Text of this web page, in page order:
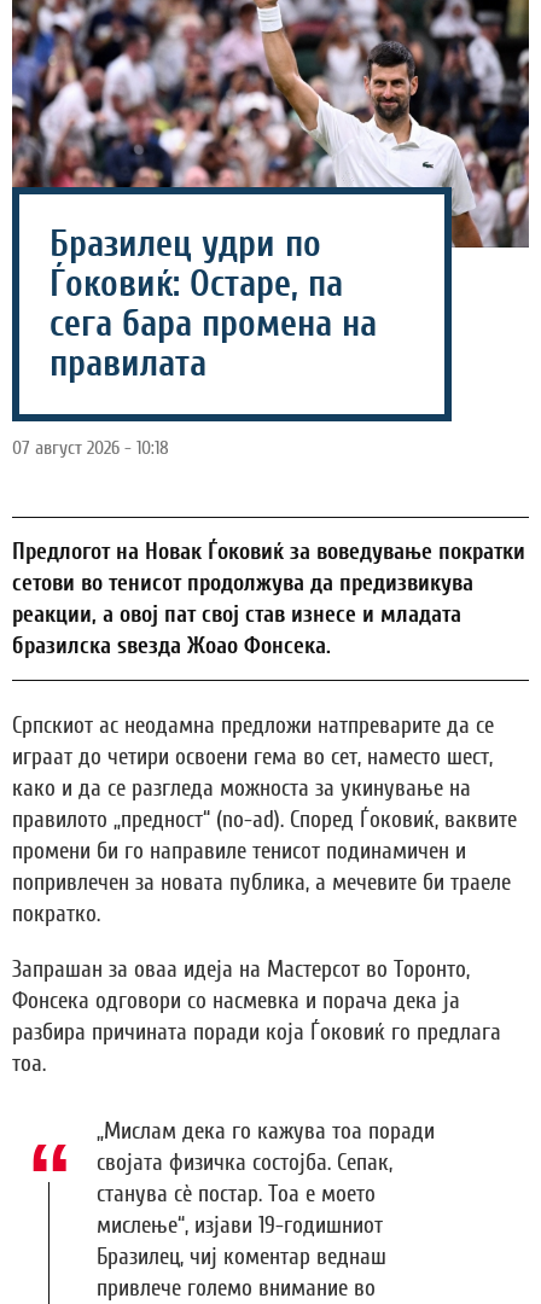
Бразилец удри по
Ѓоковиќ: Остаре, па
сега бара промена на
правилата
07 август 2026 - 10:18
Предлогот на Новак Ѓоковиќ за воведување пократки
сетови во тенисот продолжува да предизвикува
реакции, а овој пат свој став изнесе и младата
бразилска ѕвезда Жоао Фонсека.
Српскиот ас неодамна предложи натпреварите да се
играат до четири освоени гема во сет, наместо шест,
како и да се разгледа можноста за укинување на
правилото „предност“ (no-ad). Според Ѓоковиќ, ваквите
промени би го направиле тенисот подинамичен и
попривлечен за новата публика, а мечевите би траеле
пократко.
Запрашан за оваа идеја на Мастерсот во Торонто,
Фонсека одговори со насмевка и порача дека ја
разбира причината поради која Ѓоковиќ го предлага
тоа.
„Мислам дека го кажува тоа поради
својата физичка состојба. Сепак,
станува сè постар. Тоа е моето
мислење“, изјави 19-годишниот
Бразилец, чиј коментар веднаш
привлече големо внимание во